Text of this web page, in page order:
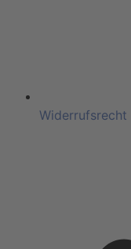
Widerrufsrecht